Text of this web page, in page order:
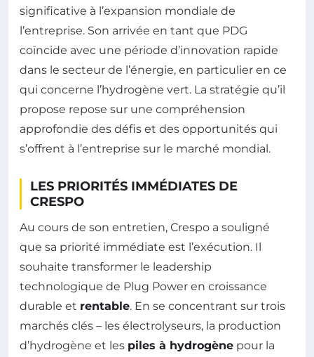
significative à l’expansion mondiale de
l’entreprise. Son arrivée en tant que PDG
coïncide avec une période d’innovation rapide
dans le secteur de l’énergie, en particulier en ce
qui concerne l’hydrogène vert. La stratégie qu’il
propose repose sur une compréhension
approfondie des défis et des opportunités qui
s’offrent à l’entreprise sur le marché mondial.
LES PRIORITÉS IMMÉDIATES DE
CRESPO
Au cours de son entretien, Crespo a souligné
que sa priorité immédiate est l’exécution. Il
souhaite transformer le leadership
technologique de Plug Power en croissance
durable et rentable. En se concentrant sur trois
marchés clés – les électrolyseurs, la production
d’hydrogène et les piles à hydrogène pour la